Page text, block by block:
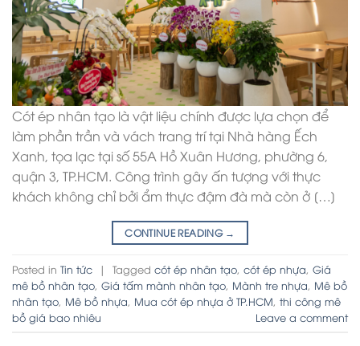
Cót ép nhân tạo là vật liệu chính được lựa chọn để
làm phần trần và vách trang trí tại Nhà hàng Ếch
Xanh, tọa lạc tại số 55A Hồ Xuân Hương, phường 6,
quận 3, TP.HCM. Công trình gây ấn tượng với thực
khách không chỉ bởi ẩm thực đậm đà mà còn ở […]
CONTINUE READING →
Posted in Tin tức | Tagged cót ép nhân tạo, cót ép nhựa, Giá
mê bồ nhân tạo, Giá tấm mành nhân tạo, Mành tre nhựa, Mê bồ
nhân tạo, Mê bồ nhựa, Mua cót ép nhựa ở TP.HCM, thi công mê
bồ giá bao nhiêu
Leave a comment